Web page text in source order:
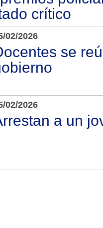
crítico
02/2026
se
02/2026
a un